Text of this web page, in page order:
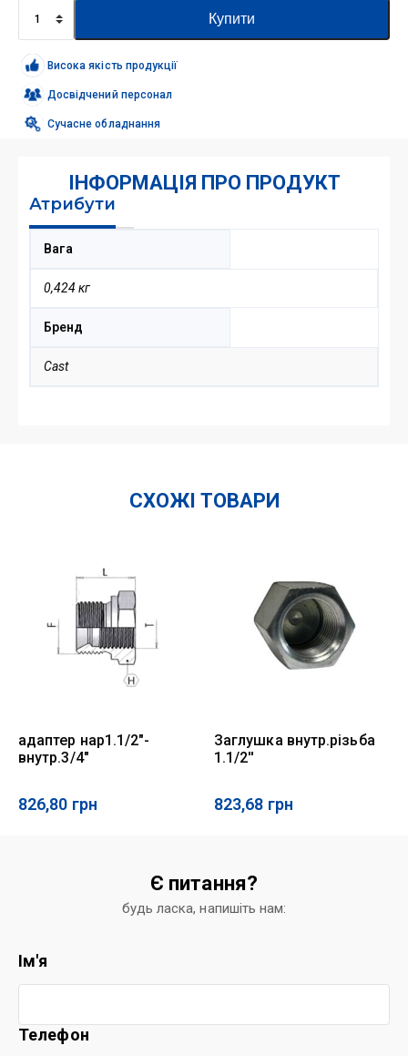
штуцер
BSP
1"
кількість
Купити
Висока якість продукції
Досвідчений персонал
Сучасне обладнання
ІНФОРМАЦІЯ ПРО ПРОДУКТ
Атрибути
Вага
0,424 кг
Бренд
Cast
СХОЖІ ТОВАРИ
адаптер нар1.1/2"-
внутр.3/4"
826,80 грн
Заглушка внутр.різьба
1.1/2''
823,68 грн
Є питання?
будь ласка, напишіть нам:
Ім'я
Телефон